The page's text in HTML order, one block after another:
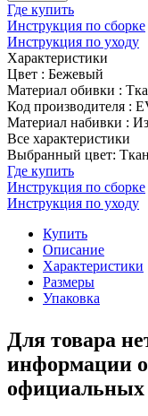
Где купить
Инструкция по сборке
Инструкция по уходу
Характеристики
Цвет : Бежевый
Материал обивки :
Код производителя :
Материал набивки :
Все характеристики
Выбранный цвет:
Где купить
Инструкция по сборке
Инструкция по уходу
Купить
Описание
Характеристики
Размеры
Упаковка
Для товара
информации
официальных